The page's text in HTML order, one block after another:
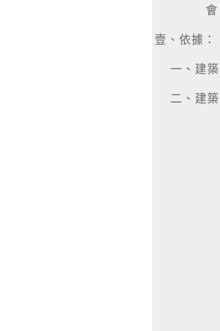
會、中
壹、依據：
一、建築
二、建築